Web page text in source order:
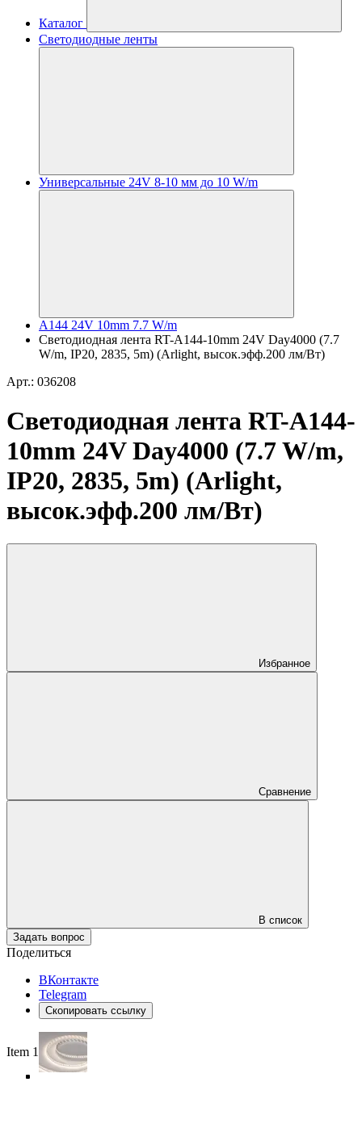
Каталог
Светодиодные ленты
Универсальные 24V 8-10 мм до 10 W/m
A144 24V 10mm 7.7 W/m
Светодиодная лента RT-A144-10mm 24V Day4000 (7.7
W/m, IP20, 2835, 5m) (Arlight, высок.эфф.200 лм/Вт)
Арт.: 036208
Светодиодная лента RT-A144-
10mm 24V Day4000 (7.7 W/m,
IP20, 2835, 5m) (Arlight,
высок.эфф.200 лм/Вт)
Избранное
Сравнение
В список
Задать вопрос
Поделиться
ВКонтакте
Telegram
Скопировать ссылку
Item 1 of 5